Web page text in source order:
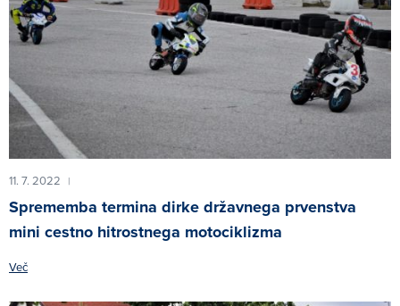
11. 7. 2022 |
Sprememba termina dirke državnega prvenstva
mini cestno hitrostnega motociklizma
Več